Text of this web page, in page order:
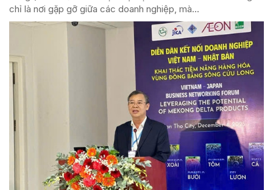
chỉ là nơi gặp gỡ giữa các doanh nghiệp, mà...